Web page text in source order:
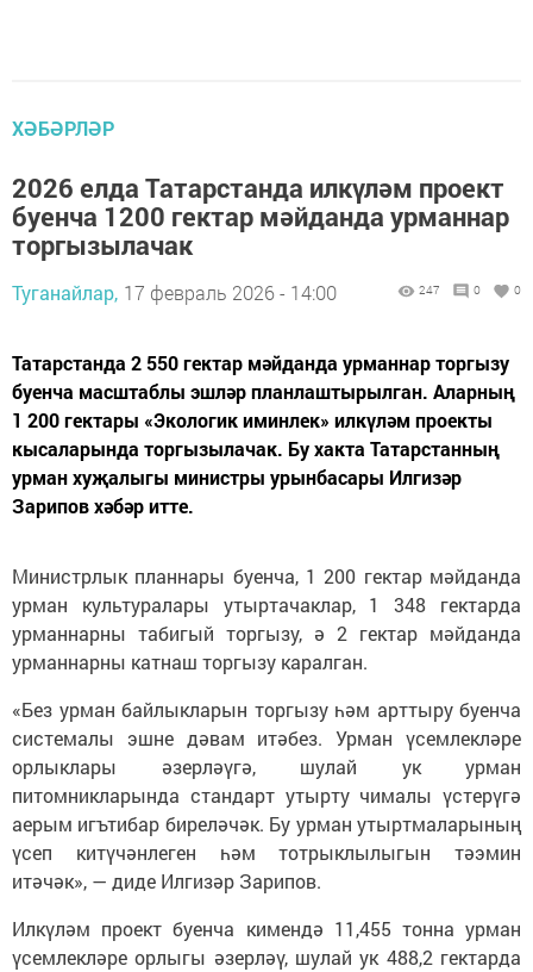
ХӘБӘРЛӘР
2026 елда Татарстанда илкүләм проект
буенча 1200 гектар мәйданда урманнар
торгызылачак
Туганайлар, 17 февраль 2026 - 14:00 247 0 0
Татарстанда 2 550 гектар мәйданда урманнар торгызу
буенча масштаблы эшләр планлаштырылган. Аларның
1 200 гектары «Экологик иминлек» илкүләм проекты
кысаларында торгызылачак. Бу хакта Татарстанның
урман хуҗалыгы министры урынбасары Илгизәр
Зарипов хәбәр итте.
Министрлык планнары буенча, 1 200 гектар мәйданда
урман культуралары утыртачаклар, 1 348 гектарда
урманнарны табигый торгызу, ә 2 гектар мәйданда
урманнарны катнаш торгызу каралган.
«Без урман байлыкларын торгызу һәм арттыру буенча
системалы эшне дәвам итәбез. Урман үсемлекләре
орлыклары әзерләүгә, шулай ук урман
питомникларында стандарт утырту чималы үстерүгә
аерым игътибар биреләчәк. Бу урман утыртмаларының
үсеп китүчәнлеген һәм тотрыклылыгын тәэмин
итәчәк», — диде Илгизәр Зарипов.
Илкүләм проект буенча кимендә 11,455 тонна урман
үсемлекләре орлыгы әзерләү, шулай ук 488,2 гектарда